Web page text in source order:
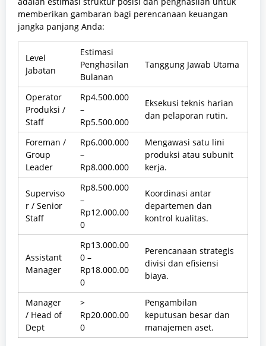
memberikan gambaran bagi perencanaan keuangan
jangka panjang Anda:
Level
Jabatan
Estimasi
Penghasilan
Bulanan
Tanggung Jawab Utama
Operator
Produksi /
Staff
Rp4.500.000
–
Rp5.500.000
Eksekusi teknis harian
dan pelaporan rutin.
Foreman /
Group
Leader
Rp6.000.000
–
Rp8.000.000
Mengawasi satu lini
produksi atau subunit
kerja.
Superviso
r / Senior
Staff
Rp8.500.000
–
Rp12.000.00
0
Koordinasi antar
departemen dan
kontrol kualitas.
Assistant
Manager
Rp13.000.00
0 –
Rp18.000.00
0
Perencanaan strategis
divisi dan efisiensi
biaya.
Manager
/ Head of
Dept
>
Rp20.000.00
0
Pengambilan
keputusan besar dan
manajemen aset.